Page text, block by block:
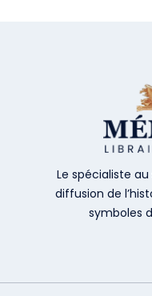
Le spécialiste
diffusion de
symboles